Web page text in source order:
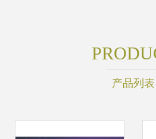
产品列表